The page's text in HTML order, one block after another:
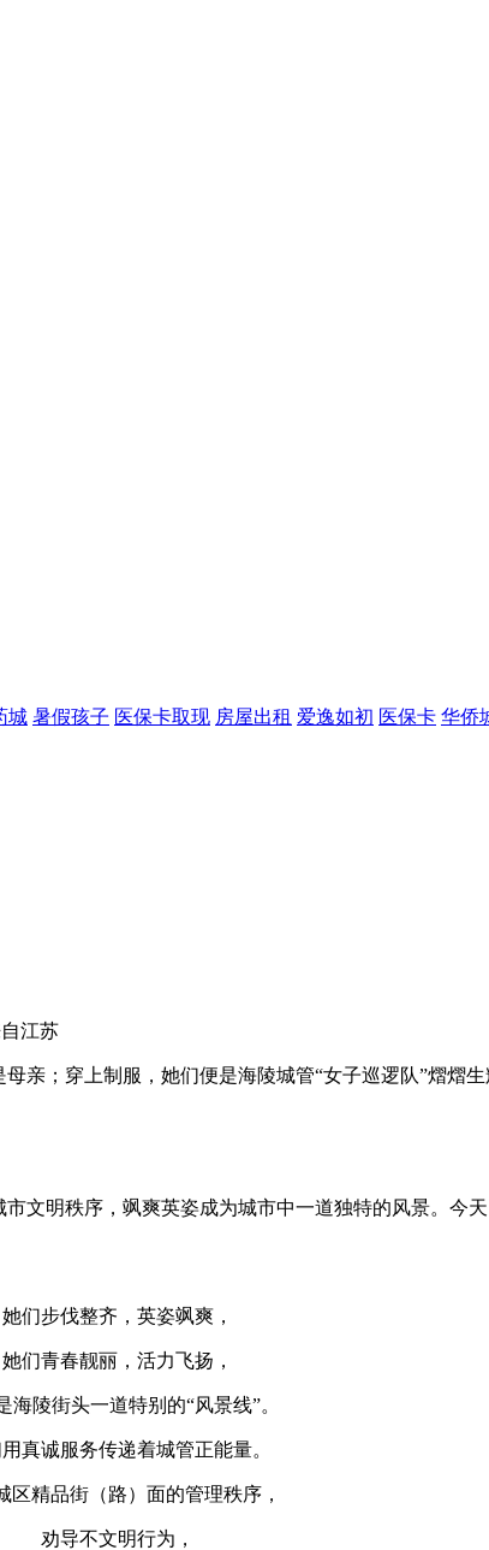
城 暑假孩子 医保卡取现 房屋出租 爱逸如初 医保卡 华侨
江苏
亲；穿上制服，她们便是海陵城管“女子巡逻队”熠熠
文明秩序，飒爽英姿成为城市中一道独特的风景。今
她们步伐整齐，英姿飒爽，
她们青春靓丽，活力飞扬，
海陵街头一道特别的“风景线”。
真诚服务传递着城管正能量。
区精品街（路）面的管理秩序，
劝导不文明行为，